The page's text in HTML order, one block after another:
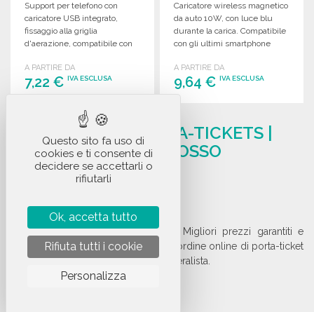
Support per telefono con
caricatore USB integrato,
fissaggio alla griglia
d'aerazione, compatibile con
compatte e peso leggero.
A PARTIRE DA
7,22 € IVA ESCLUSA
ORDINARE
Caricatore wireless magnetico
da auto 10W, con luce blu
durante la carica. Compatibile
con gli ultimi smartphone
A PARTIRE DA
9,64 €IVA ESCLUSA
Richiedi un preventivo
FORNITORE DI PORTA-TICKETS |
ACQUISTO ALL'INGROSSO
VEDI TUTTO
Vendita all'ingrosso di porta-ticket. Migliori prezzi garantiti e
consegna rapida in 72 ore per il tuo ordine online di porta-ticket
presso Stocketik, il tuo grossista generalista.
Questo sito fa uso di
cookies e ti consente di
decidere se accettarli o
rifiutarli
Ok, accetta tutto
Rifiuta tutti i cookie
Personalizza